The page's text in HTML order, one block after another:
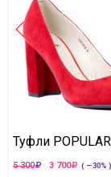
Туфли
5 300 3 700 ( —30% )